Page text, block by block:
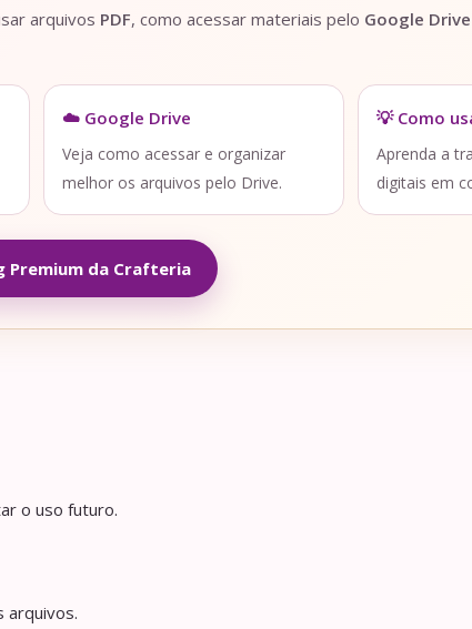
arquivos PDF, como acessar materiais pelo Google Drive
☁️ Google Drive
Veja como acessar e organizar
melhor os arquivos pelo Drive.
💡 Como
Aprenda a
digitais em
Premium da Crafteria
o uso futuro.
arquivos.